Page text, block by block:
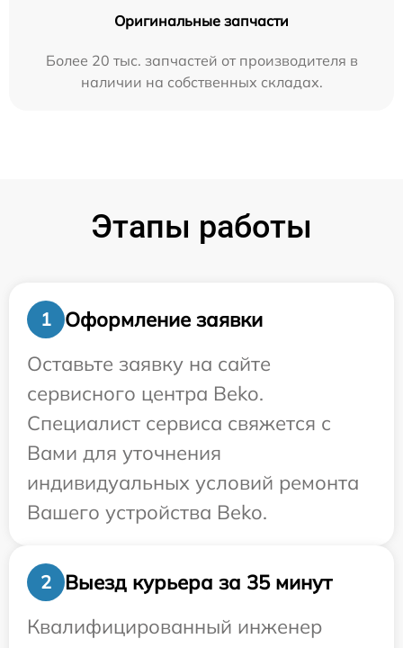
Оригинальные запчасти
Более 20 тыс. запчастей от производителя в
наличии на собственных складах.
Этапы работы
1
Оформление заявки
Оставьте заявку на сайте
сервисного центра Beko.
Специалист сервиса свяжется с
Вами для уточнения
индивидуальных условий ремонта
Вашего устройства Beko.
2
Выезд курьера за 35 минут
Квалифицированный инженер